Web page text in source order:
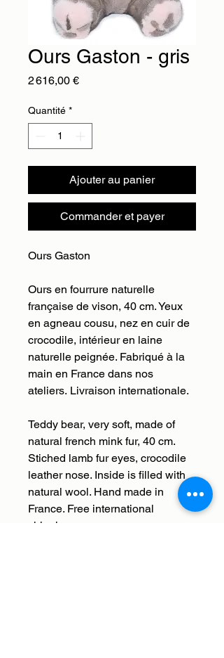
Ours Gaston - gris
2 616,00 €Prix
Quantité *
Ajouter au panier
Commander et payer
Ours Gaston
Ours en fourrure naturelle
française de vison, 40 cm. Yeux
en agneau cousu, nez en cuir de
crocodile, intérieur en laine
naturelle peignée. Fabriqué à la
main en France dans nos
ateliers. Livraison internationale.
Teddy bear, very soft, made of
natural french mink fur, 40 cm.
Stiched lamb fur eyes, crocodile
leather nose. Inside is filled with
natural wool. Hand made in
France. Free international
shipping.